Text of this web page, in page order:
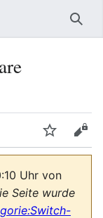
Uhr von
Seite wurde